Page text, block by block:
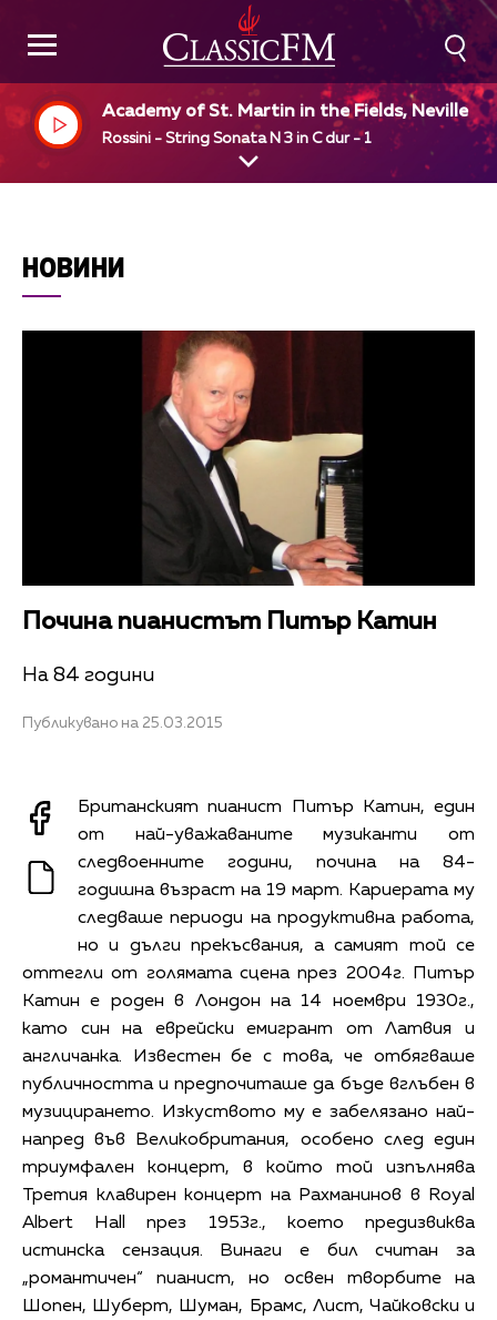
Academy of St. Martin in the Fields, Neville
riner, dir
Rossini - String Sonata N 3 in C dur - 1
НОВИНИ
Почина пианистът Питър Катин
На 84 години
Публикувано на 25.03.2015
Британският пианист Питър Катин, един
от най-уважаваните музиканти от
следвоенните години, почина на 84-
годишна възраст на 19 март. Кариерата му
следваше периоди на продуктивна работа,
но и дълги прекъсвания, а самият той се
оттегли от голямата сцена през 2004г. Питър
Катин е роден в Лондон на 14 ноември 1930г.,
като син на еврейски емигрант от Латвия и
англичанка. Известен бе с това, че отбягваше
публичността и предпочиташе да бъде вглъбен в
музицирането. Изкуството му е забелязано най-
напред във Великобритания, особено след един
триумфален концерт, в който той изпълнява
Третия клавирен концерт на Рахманинов в Royal
Albert Hall през 1953г., което предизвиква
истинска сензация. Винаги е бил считан за
„романтичен“ пианист, но освен творбите на
Шопен, Шуберт, Шуман, Брамс, Лист, Чайковски и